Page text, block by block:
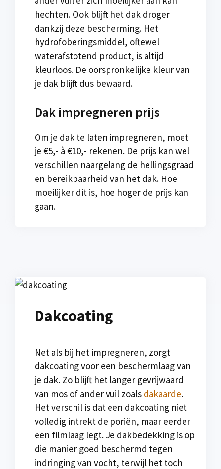
hechten. Ook blijft het dak droger
dankzij deze bescherming. Het
hydrofoberingsmiddel, oftewel
waterafstotend product, is altijd
kleurloos. De oorspronkelijke kleur van
je dak blijft dus bewaard.
Dak impregneren prijs
Om je dak te laten impregneren, moet
je €5,- à €10,- rekenen. De prijs kan wel
verschillen naargelang de hellingsgraad
en bereikbaarheid van het dak. Hoe
moeilijker dit is, hoe hoger de prijs kan
gaan.
Dakcoating
Net als bij het impregneren, zorgt
dakcoating voor een beschermlaag van
je dak. Zo blijft het langer gevrijwaard
van mos of ander vuil zoals dakaarde.
Het verschil is dat een dakcoating niet
volledig intrekt de poriën, maar eerder
een filmlaag legt. Je dakbedekking is op
die manier goed beschermd tegen
indringing van vocht, terwijl het toch